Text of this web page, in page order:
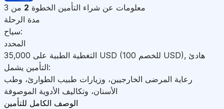
معلومات عن شراء التأمين الخطوة 2 من 3
مدة الرحلة
سياح:
المحدد
التغطية الطبية على 35,000 USD USD), هادئ
التأمين يشمل:
رعاية المرضى الخارجيين، وزيارات طبيب الطوارئ، وطب
الأسنان، وتكاليف الأدوية الموصوفة
الوصف الكامل للتأمين